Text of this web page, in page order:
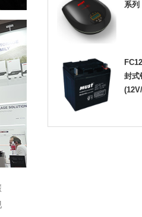
系列
封式